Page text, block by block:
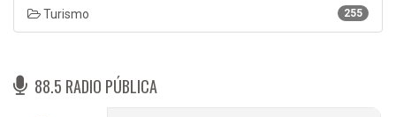
255
Turismo
88.5 RADIO PÚBLICA